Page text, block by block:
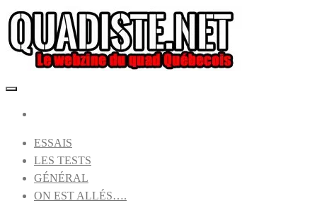
Skip
the
content
Le Webzine du Quad
ESSAIS
LES TESTS
GÉNÉRAL
ON EST ALLÉS….